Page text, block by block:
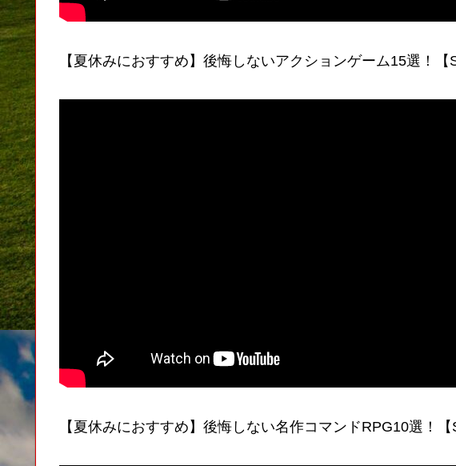
【夏休みにおすすめ】後悔しないアクションゲーム15選！【
【夏休みにおすすめ】後悔しない名作コマンドRPG10選！【